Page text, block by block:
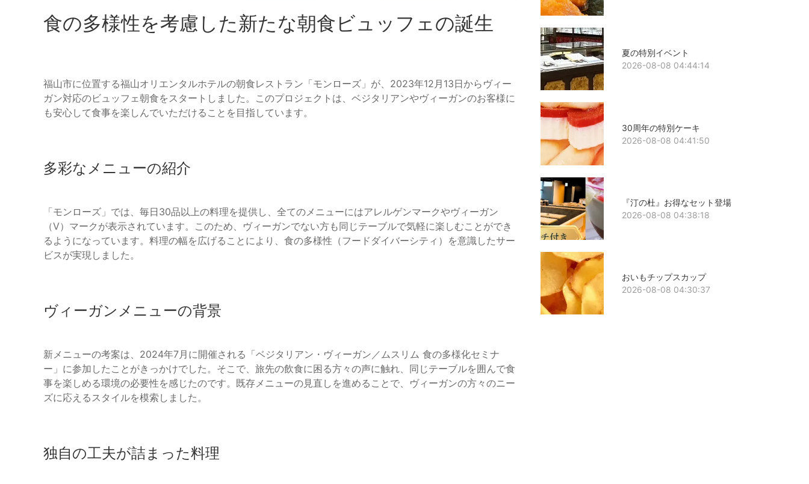
食の多様性を考慮した新たな朝食ビュッフェの誕生
福山市に位置する福山オリエンタルホテルの朝食レストラン「モンローズ」が、2023年12月13日からヴィー
ガン対応のビュッフェ朝食をスタートしました。このプロジェクトは、ベジタリアンやヴィーガンのお客様に
も安心して食事を楽しんでいただけることを目指しています。
多彩なメニューの紹介
「モンローズ」では、毎日30品以上の料理を提供し、全てのメニューにはアレルゲンマークやヴィーガン
（V）マークが表示されています。このため、ヴィーガンでない方も同じテーブルで気軽に楽しむことができ
るようになっています。料理の幅を広げることにより、食の多様性（フードダイバーシティ）を意識したサー
ビスが実現しました。
ヴィーガンメニューの背景
新メニューの考案は、2024年7月に開催される「ベジタリアン・ヴィーガン／ムスリム 食の多様化セミナ
ー」に参加したことがきっかけでした。そこで、旅先の飲食に困る方々の声に触れ、同じテーブルを囲んで食
事を楽しめる環境の必要性を感じたのです。既存メニューの見直しを進めることで、ヴィーガンの方々のニー
ズに応えるスタイルを模索しました。
独自の工夫が詰まった料理
夏の特別イベント
2026-08-08 04:44:14
30周年の特別ケーキ
2026-08-08 04:41:50
『汀の杜』お得なセット登場
2026-08-08 04:38:18
おいもチップスカップ
2026-08-08 04:30:37